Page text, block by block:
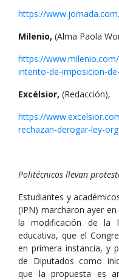
https://
Milenio, (Alma Paola
https://
intento-de-imposicion-
Excélsior, (Redacción),
https://
rechazan-derogar-ley-
Politécnicos llevan
Estudiantes y
(IPN) marcharon ayer
la modificación de la
educativa, que el
en primera instancia, y
de Diputados como
que la propuesta es